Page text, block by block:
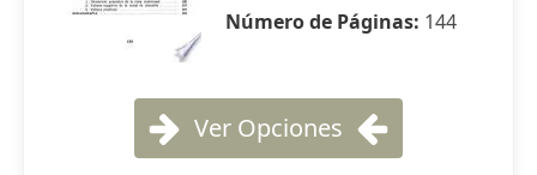
Número de Páginas: 144
Ver Opciones